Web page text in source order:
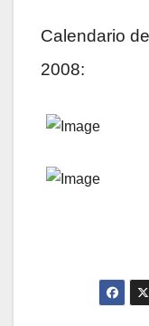
Calendario
2008: